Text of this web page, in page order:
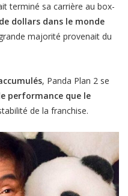
terminé sa carrière au box-
dollars dans le monde
majorité provenait du
, Panda Plan 2 se
performance que le
de la franchise.